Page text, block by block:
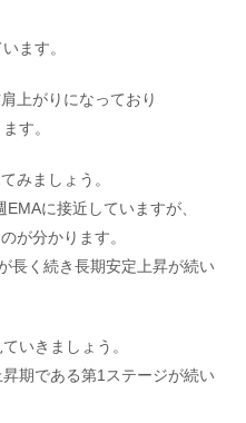
ます。
上がりになっており
す。
みましょう。
に接近していますが、
が分かります。
長く続き長期安定上昇が続い
いきましょう。
期である第1ステージが続い